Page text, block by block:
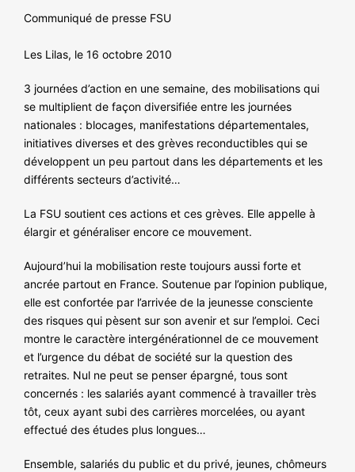
Communiqué de presse FSU
Les Lilas, le 16 octobre 2010
3 journées d’action en une semaine, des mobilisations qui
se multiplient de façon diversifiée entre les journées
nationales : blocages, manifestations départementales,
initiatives diverses et des grèves reconductibles qui se
développent un peu partout dans les départements et les
différents secteurs d’activité…
La FSU soutient ces actions et ces grèves. Elle appelle à
élargir et généraliser encore ce mouvement.
Aujourd’hui la mobilisation reste toujours aussi forte et
ancrée partout en France. Soutenue par l’opinion publique,
elle est confortée par l’arrivée de la jeunesse consciente
des risques qui pèsent sur son avenir et sur l’emploi. Ceci
montre le caractère intergénérationnel de ce mouvement
et l’urgence du débat de société sur la question des
retraites. Nul ne peut se penser épargné, tous sont
concernés : les salariés ayant commencé à travailler très
tôt, ceux ayant subi des carrières morcelées, ou ayant
effectué des études plus longues…
Ensemble, salariés du public et du privé, jeunes, chômeurs